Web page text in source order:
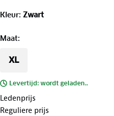
Kleur: Zwart
Maat:
XL
Levertijd: wordt geladen..
Ledenprijs
Reguliere prijs